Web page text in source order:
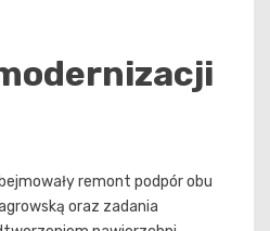
remont podpór obu
oraz zadania